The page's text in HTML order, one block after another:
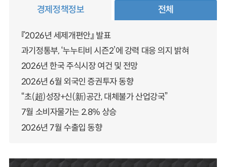
경제정책정보 전체
『2026년 세제개편안』 발표
과기정통부, ‘누누티비 시즌2’에 강력 대응 의지 밝혀
2026년 한국 주식시장 여건 및 전망
2026년 6월 외국인 증권투자 동향
“초(超)성장+신(新)공간, 대체불가 산업강국”
7월 소비자물가는 2.8% 상승
2026년 7월 수출입 동향